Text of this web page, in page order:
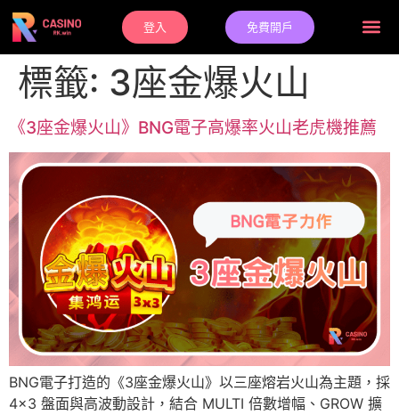
登入 免費開戶
標籤: 3座金爆火山
《3座金爆火山》BNG電子高爆率火山老虎機推薦
BNG電子打造的《3座金爆火山》以三座熔岩火山為主題，採
4×3 盤面與高波動設計，結合 MULTI 倍數增幅、GROW 擴